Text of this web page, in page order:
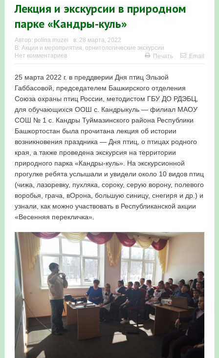
Фотофиксация и осмотр птенцов сапсанов на крыше
Уралсиба в Уфе в 2026 г.
Участие башкирских орнитологов и бердвотчеров в
численности птиц в европейской части России»
«Весенняя перекличка-2026» — 11-20 мая 2026
Мониторинг орнитофауны на постоянных маршрутах
в Республике Башкортостан в 2026 году
Лекция и экскурсии в природном
парке «Кандры-куль»
Автор: polina.muzei в: 28 марта, 2022
В: Акции и мероприятия орнитологические экскурсии
Нет комментариев
Печать Email
25 марта 2022 г. в преддверии Дня птиц Эльзой
Габбасовой, председателем Башкирского отделения
Союза охраны птиц России, методистом ГБУ ДО РДЭБЦ,
для обучающихся ООШ с. Кандрыкуль — филиал МАОУ
СОШ № 1 с. Кандры Туймазинского района Республики
Башкортостан была прочитана лекция об истории
возникновения праздника — Дня птиц, о птицах родного
края, а также проведена экскурсия на территории
природного парка «Кандры-куль». На экскурсионной
прогулке ребята услышали и увидели около 10 видов птиц
(чижа, лазоревку, пухляка, сороку, серую ворону, полевого
воробья, грача, вОрона, большую синицу, снегиря и др.) и
узнали, как можно участвовать в Республиканской акции
«Весенняя перекличка».